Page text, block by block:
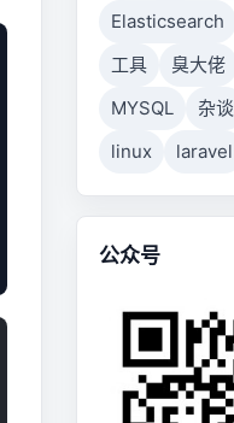
Elasticsearch
工具
臭大佬
MYSQL
杂谈
linux
laravel
公众号